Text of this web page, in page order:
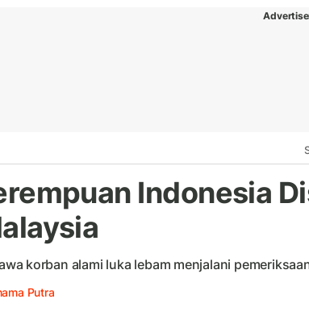
Indonesia
korban alami luka lebam menjalani
Putra